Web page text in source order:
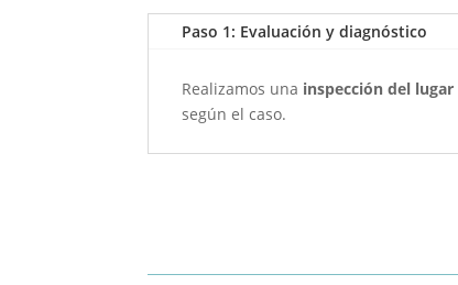
Paso 1: Evaluación y diagnóstico
Realizamos una inspección del lugar
según el caso.